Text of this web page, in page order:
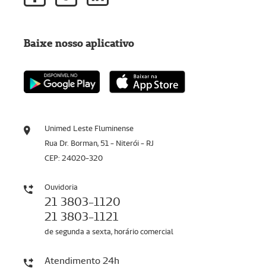
Unimed Leste Fluminense
Rua Dr. Borman, 51 - Niterói - RJ
CEP: 24020-320
Ouvidoria
21 3803-1120
21 3803-1121
de segunda a sexta, horário comercial
Atendimento 24h
Baixe nosso aplicativo